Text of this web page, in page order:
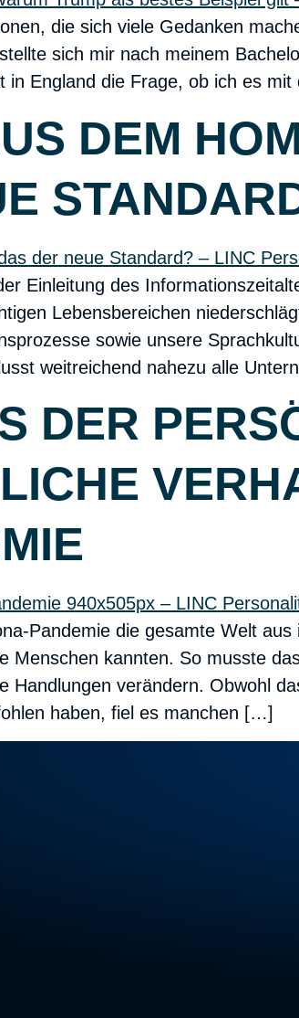
die sich viele Gedanken
sich mir nach meinem
in England die Frage, ob ich es
DEM
Einleitung des
Lebensbereichen
sowie unsere
weitreichend nahezu alle
DER
Pandemie die gesamte Welt
Menschen kannten. So musste
Handlungen verändern. Obwohl
haben, fiel es manchen […]